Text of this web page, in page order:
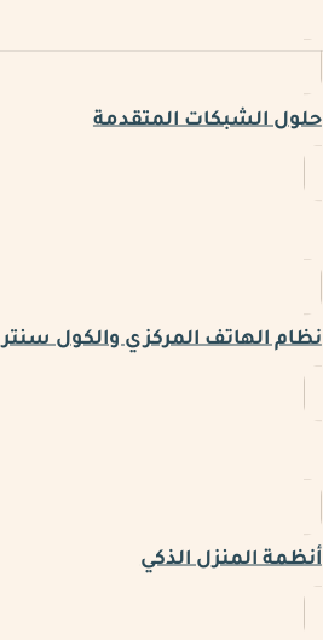
حلول الشبكات المتقدمة
نظام الهاتف المركزي والكول سنتر
أنظمة المنزل الذكي